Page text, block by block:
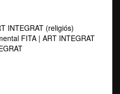
INTEGRAT (religiós)
FITA | ART INTEGRAT